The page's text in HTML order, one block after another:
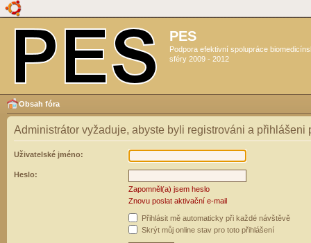
PES
Podpora efektivní spolupráce
sféry 2009 - 2012
Obsah fóra
Administrátor vyžaduje, abyste byli registrováni a přihlášeni
Uživatelské jméno:
Heslo:
Zapomněl(a) jsem heslo
Znovu poslat aktivační e-mail
Přihlásit mě automaticky při každé návštěvě
Skrýt můj online stav pro toto přihlášení